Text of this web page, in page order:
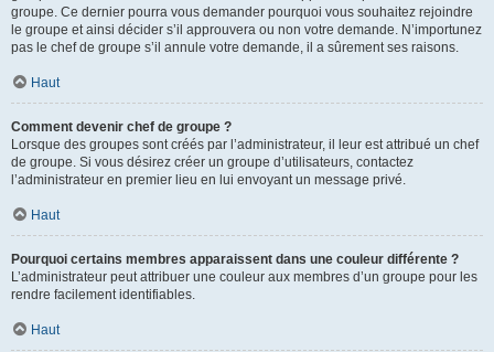
groupe. Ce dernier pourra vous demander pourquoi vous souhaitez rejoindre
le groupe et ainsi décider s’il approuvera ou non votre demande. N’importunez
pas le chef de groupe s’il annule votre demande, il a sûrement ses raisons.
Haut
Comment devenir chef de groupe ?
Lorsque des groupes sont créés par l’administrateur, il leur est attribué un chef
de groupe. Si vous désirez créer un groupe d’utilisateurs, contactez
l’administrateur en premier lieu en lui envoyant un message privé.
Haut
Pourquoi certains membres apparaissent dans une couleur différente ?
L’administrateur peut attribuer une couleur aux membres d’un groupe pour les
rendre facilement identifiables.
Haut